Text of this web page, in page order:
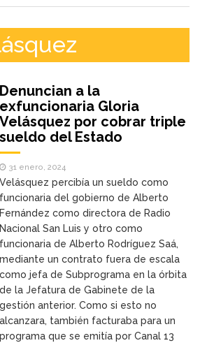
Denuncian a la
exfuncionaria Gloria
Velásquez por cobrar triple
sueldo del Estado
31 enero, 2024
Velásquez percibía un sueldo como
funcionaria del gobierno de Alberto
Fernández como directora de Radio
Nacional San Luis y otro como
funcionaria de Alberto Rodríguez Saá,
mediante un contrato fuera de escala
como jefa de Subprograma en la órbita
de la Jefatura de Gabinete de la
gestión anterior. Como si esto no
alcanzara, también facturaba para un
programa que se emitía por Canal 13